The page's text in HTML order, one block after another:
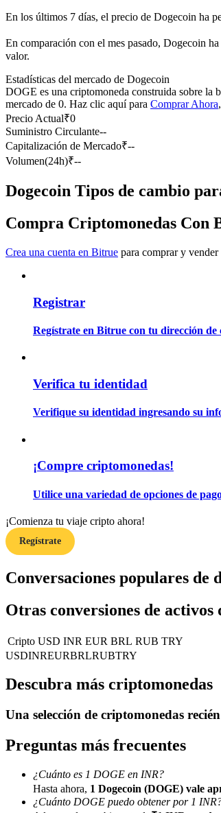
Futuros del USDC
Futuros que utilizan USDC como garantía
Únete a los mejores traders
Disfruta del reparto de beneficios y
Información
Análisis de big data que incluye
Guía
Guía de inicio de futuros
En los últimos 7 días, el precio de Dogecoin ha
En comparación con el mes pasado, Dogecoin
valor.
Estadísticas del mercado de Dogecoin
DOGE es una criptomoneda construida sobre la
mercado de 0. Haz clic aquí para Comprar Ahora
Precio Actual₹0
Suministro Circulante--
Capitalización de Mercado₹--
Volumen(24h)₹--
Dogecoin Tipos de cambio
Compra Criptomonedas Con
Crea una cuenta en Bitrue para comprar y
Registrar
Regístrate en Bitrue con tu dirección de
Verifica tu identidad
Verifique su identidad ingresando su
¡Compre criptomonedas!
Utilice una variedad de opciones de
¡Comienza tu viaje cripto ahora!
Regístrate
Conversaciones populares de
Otras conversiones de activos
Cripto USD INR EUR BRL RUB TRY
USDINREURBRLRUBTRY
Descubra más criptomonedas
Una selección de criptomonedas
Preguntas más frecuentes
¿Cuánto es 1 DOGE en INR?
Hasta ahora, 1 Dogecoin (DOGE) vale
¿Cuánto DOGE puedo obtener por 1